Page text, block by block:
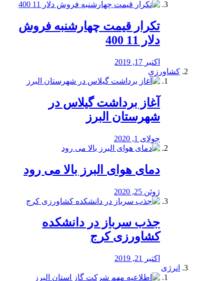
تکرار قیمت چهارشنبه فروش
دلار 11 400
اکتبر 17, 2019
کشاورزی
آغاز برداشت گیلاس در
شهرستان البرز
جولای 1, 2020
دمای هوای البرز بالا می رود
ژوئن 25, 2020
جذب سرباز در دانشکده
کشاورزی کرج
اکتبر 21, 2019
انرژی